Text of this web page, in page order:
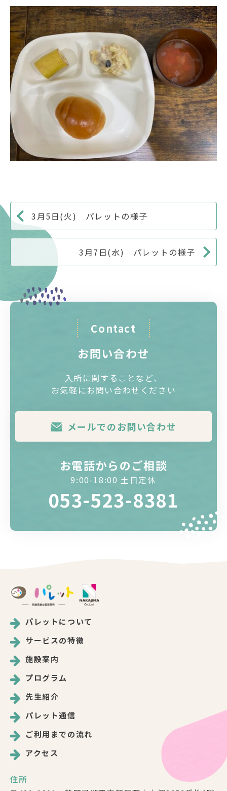
3月5日(火) パレットの様子
3月7日(水) パレットの様子
Contact
お問い合わせ
入所に関することなど、
お気軽にお問い合わせください
メールでのお問い合わせ
お電話からのご相談
9:00-18:00 土日定休
053-523-8381
パレットについて
サービスの特徴
施設案内
プログラム
先生紹介
パレット通信
ご利用までの流れ
アクセス
住所